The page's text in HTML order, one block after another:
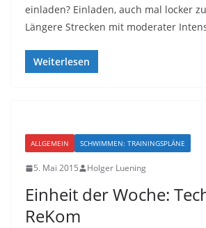
einladen? Einladen, auch mal locker
Längere Strecken mit moderater
Weiterlesen
ALLGEMEIN SCHWIMMEN: TRAININGSPLÄNE
5. Mai 2015 Holger Luening
Einheit der Woche:
ReKom